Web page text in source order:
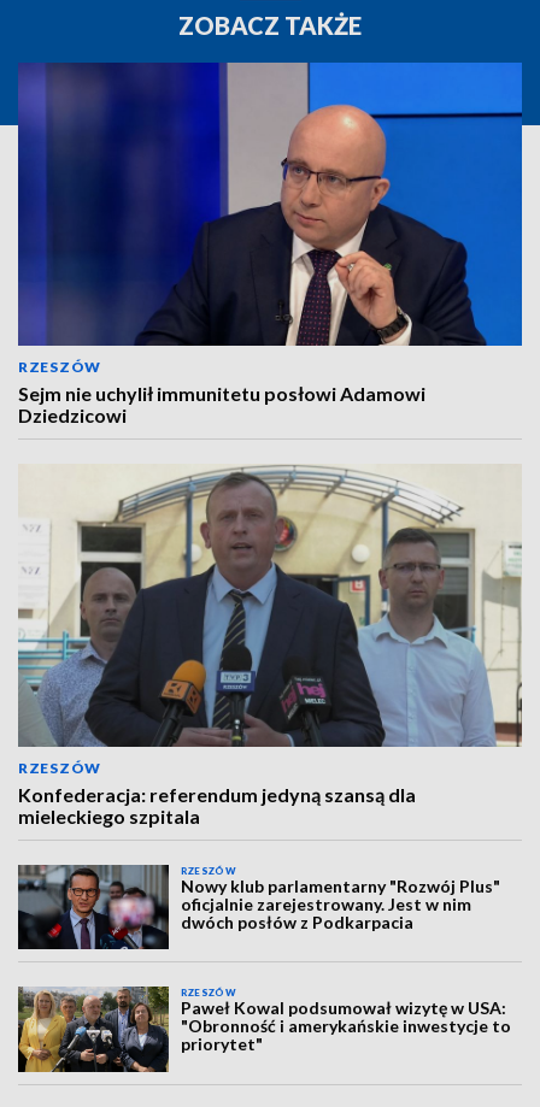
ZOBACZ TAKŻE
RZESZÓW
Sejm nie uchylił immunitetu posłowi Adamowi
Dziedzicowi
RZESZÓW
Konfederacja: referendum jedyną szansą dla
mieleckiego szpitala
RZESZÓW
Nowy klub parlamentarny "Rozwój Plus"
oficjalnie zarejestrowany. Jest w nim
dwóch posłów z Podkarpacia
RZESZÓW
Paweł Kowal podsumował wizytę w USA:
"Obronność i amerykańskie inwestycje to
priorytet"